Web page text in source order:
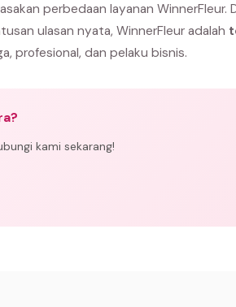
perbedaan layanan WinnerFleur.
ulasan nyata, WinnerFleur adalah
profesional, dan pelaku bisnis.
kami sekarang!